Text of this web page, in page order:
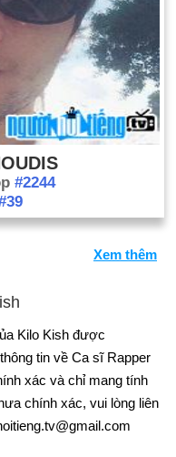
#2244
Xem thêm
Kilo Kish được
tin về Ca sĩ Rapper
xác và chỉ mang tính
chính xác, vui lòng liên